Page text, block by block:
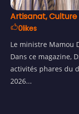
Artisanat,
0likes
Le ministre Mamou
Dans ce magazine,
activités phares du
2026...